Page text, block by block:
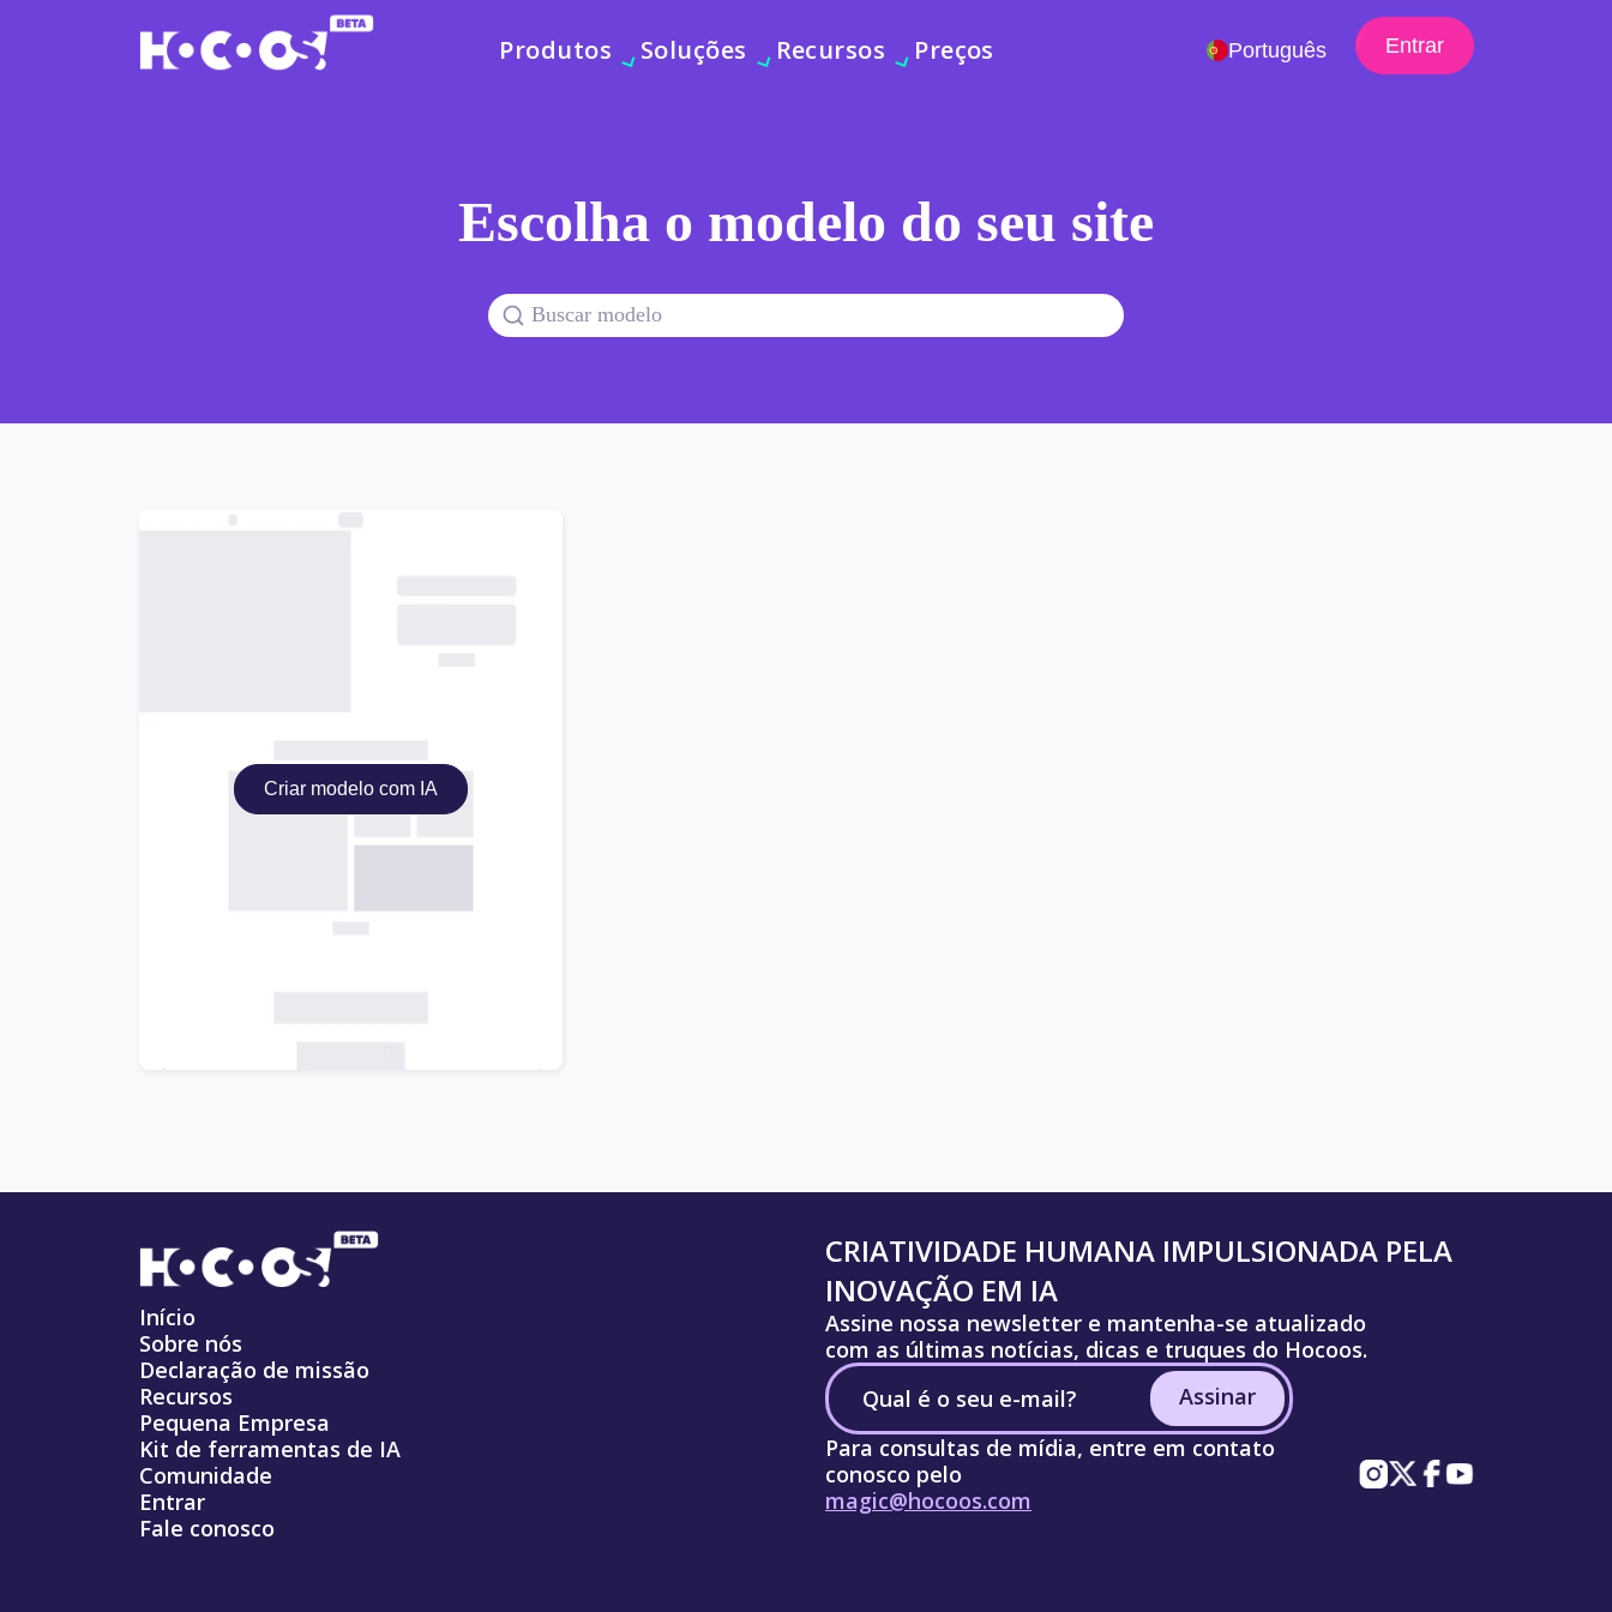
Produtos Soluções Recursos Preços Português Entrar
Escolha o modelo do seu site
Criar modelo com IA
Início
Sobre nós
Declaração de missão
Recursos
Pequena Empresa
Kit de ferramentas de IA
Comunidade
Entrar
Fale conosco
CRIATIVIDADE HUMANA IMPULSIONADA PELA
INOVAÇÃO EM IA
Assine nossa newsletter e mantenha-se atualizado
com as últimas notícias, dicas e truques do Hocoos.
Assinar
Para consultas de mídia, entre em contato
conosco pelo
magic@hocoos.com